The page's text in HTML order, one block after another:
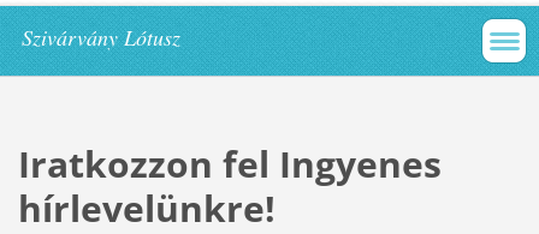
Szivárvány Lótusz
Iratkozzon fel Ingyenes
hírlevelünkre!